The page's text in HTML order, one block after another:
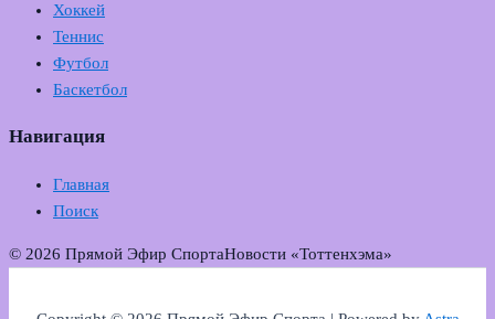
Хоккей
Теннис
Футбол
Баскетбол
Навигация
Главная
Поиск
© 2026 Прямой Эфир СпортаНовости «Тоттенхэма»